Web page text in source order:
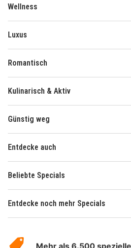
Wellness
Luxus
Romantisch
Kulinarisch & Aktiv
Günstig weg
Entdecke auch
Beliebte Specials
Entdecke noch mehr Specials
Hotelspecials